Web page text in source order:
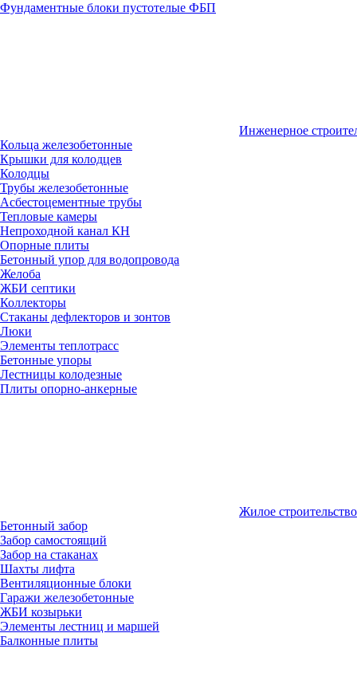
Фундаментные блоки пустотелые ФБП
Инженерное
Кольца железобетонные
Крышки для колодцев
Колодцы
Трубы железобетонные
Асбестоцементные трубы
Тепловые камеры
Непроходной канал КН
Опорные плиты
Бетонный упор для водопровода
Желоба
ЖБИ септики
Коллекторы
Стаканы дефлекторов и зонтов
Люки
Элементы теплотрасс
Бетонные упоры
Лестницы колодезные
Плиты опорно-анкерные
Жилое строительство
Бетонный забор
Забор самостоящий
Забор на стаканах
Шахты лифта
Вентиляционные блоки
Гаражи железобетонные
ЖБИ козырьки
Элементы лестниц и маршей
Балконные плиты